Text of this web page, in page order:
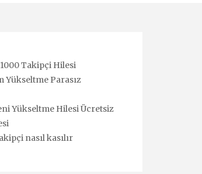
Takipçi Hilesi
Yükseltme Parasız
Yükseltme Hilesi Ücretsiz
nasıl kasılır